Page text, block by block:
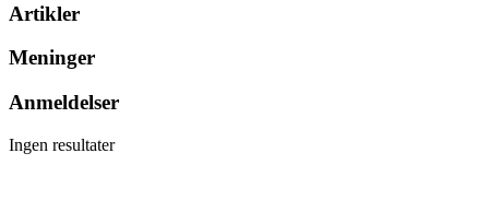
Artikler
Meninger
Anmeldelser
Ingen resultater